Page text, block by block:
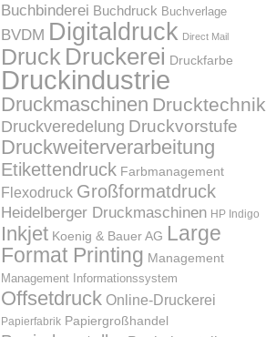
Buchbinderei Buchdruck Buchverlage
BVDM Digitaldruck Direct Mail
Druck Druckerei Druckfarbe
Druckindustrie
Druckmaschinen Drucktechnik
Druckveredelung Druckvorstufe
Druckweiterverarbeitung
Etikettendruck Farbmanagement
Flexodruck Großformatdruck
Heidelberger Druckmaschinen HP Indigo
Inkjet Koenig & Bauer AG Large
Format Printing Management
Management Informations­system
Offsetdruck Online-Druckerei
Papierfabrik Papiergroßhandel